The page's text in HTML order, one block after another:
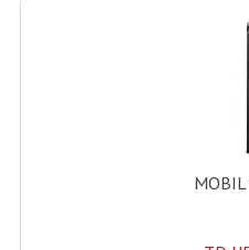
Microphones
MOBIL